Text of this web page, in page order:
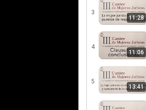
3
11:28
4
11:06
5
13:41